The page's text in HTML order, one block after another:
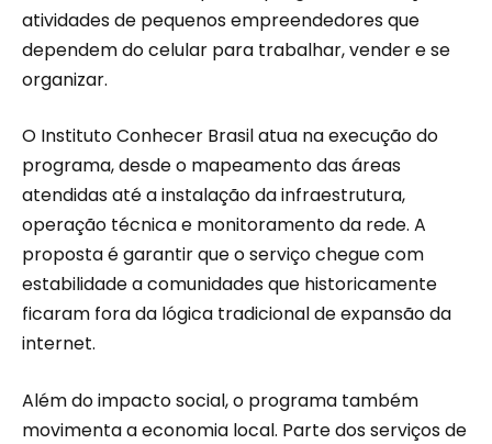
atividades de pequenos empreendedores que
dependem do celular para trabalhar, vender e se
organizar.
O Instituto Conhecer Brasil atua na execução do
programa, desde o mapeamento das áreas
atendidas até a instalação da infraestrutura,
operação técnica e monitoramento da rede. A
proposta é garantir que o serviço chegue com
estabilidade a comunidades que historicamente
ficaram fora da lógica tradicional de expansão da
internet.
Além do impacto social, o programa também
movimenta a economia local. Parte dos serviços de